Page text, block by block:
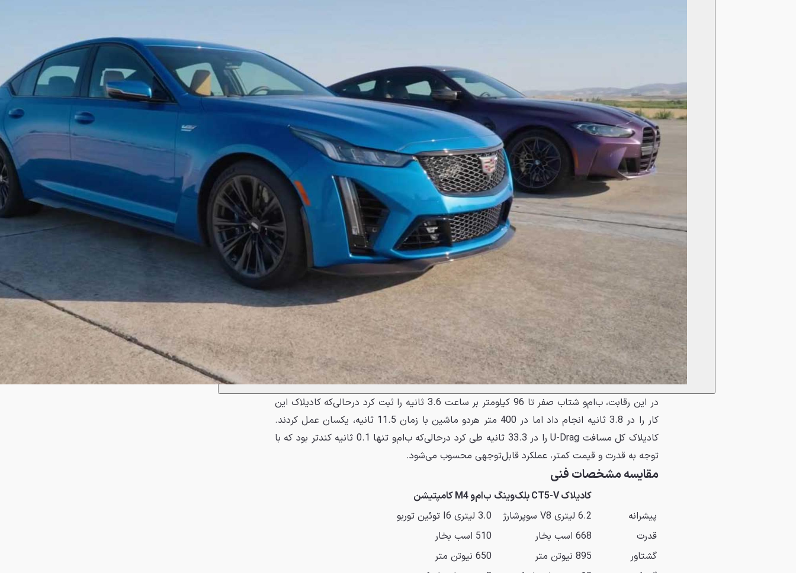
در این رقابت، ب‌ام‌و شتاب صفر تا 96 کیلومتر بر ساعت 3.6 ثانیه را ثبت کرد درحالی‌که کادیلاک این
کار را در 3.8 ثانیه انجام داد اما در 400 متر هردو ماشین با زمان 11.5 ثانیه، یکسان عمل کردند.
کادیلاک کل مسافت U-Drag را در 33.3 ثانیه طی کرد درحالی‌که ب‌ام‌و تنها 0.1 ثانیه کندتر بود که با
توجه به قدرت و قیمت کمتر، عملکرد قابل‌توجهی محسوب می‌شود.
مقایسه مشخصات فنی
کادیلاک CT5-V بلک‌وینگ
ب‌ام‌و M4 کامپتیشن
پیشرانه
6.2 لیتری V8 سوپرشارژ
3.0 لیتری I6 توئین توربو
قدرت
668 اسب بخار
510 اسب بخار
گشتاور
895 نیوتن متر
650 نیوتن متر